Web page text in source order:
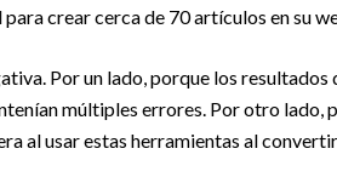
crear cerca de 70 artículos en su
Por un lado, porque los
múltiples errores. Por otro lado,
al usar estas herramientas al